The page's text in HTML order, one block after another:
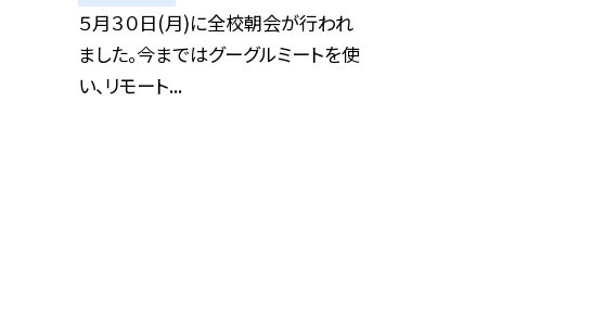
５月３０日(月)に全校朝会が行われ
ました。今まではグーグルミートを使
い、リモート...